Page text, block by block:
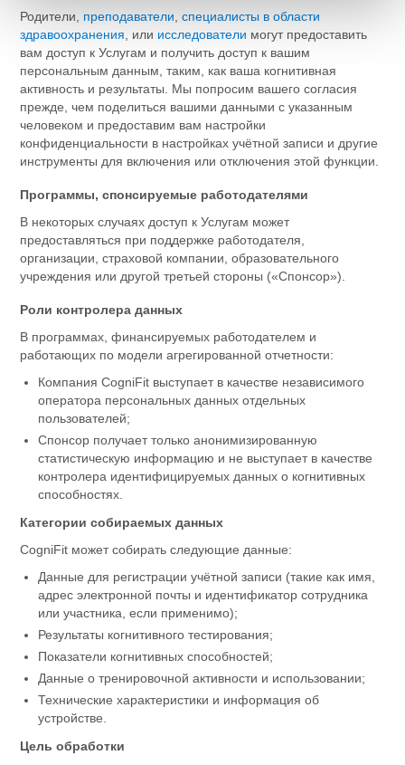
Родители, преподаватели ,специалисты в области
здравоохранения , или исследователи могут предоставить
вам доступ к Услугам и получить доступ к вашим
персональным данным, таким, как ваша когнитивная
активность и результаты. Мы попросим вашего согласия
прежде, чем поделиться вашими данными с указанным
человеком и предоставим вам настройки
конфиденциальности в настройках учётной записи и другие
инструменты для включения или отключения этой функции.
Программы, спонсируемые работодателями
В некоторых случаях доступ к Услугам может
предоставляться при поддержке работодателя,
организации, страховой компании, образовательного
учреждения или другой третьей стороны («Спонсор»).
Роли контролера данных
В программах, финансируемых работодателем и
работающих по модели агрегированной отчетности:
Компания CogniFit выступает в качестве независимого
оператора персональных данных отдельных
пользователей;
Спонсор получает только анонимизированную
статистическую информацию и не выступает в качестве
контролера идентифицируемых данных о когнитивных
способностях.
Категории собираемых данных
CogniFit может собирать следующие данные:
Данные для регистрации учётной записи (такие как имя,
адрес электронной почты и идентификатор сотрудника
или участника, если применимо);
Результаты когнитивного тестирования;
Показатели когнитивных способностей;
Данные о тренировочной активности и использовании;
Технические характеристики и информация об
устройстве.
Цель обработки